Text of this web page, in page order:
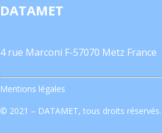
DATAMET
4 rue Marconi F-57070 Metz France
Mentions légales
© 2021 – DATAMET, tous droits réservés.